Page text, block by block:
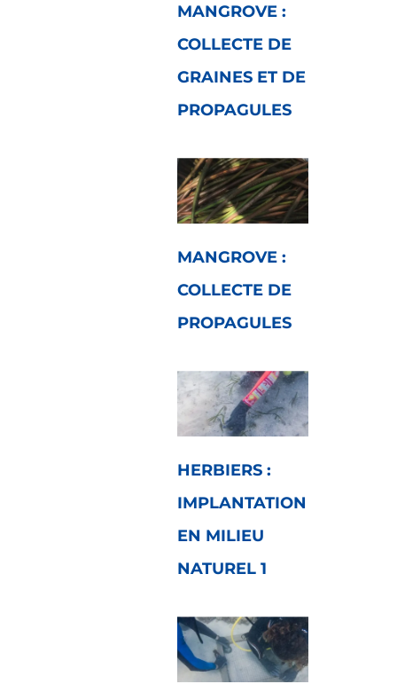
MANGROVE :
COLLECTE DE
GRAINES ET DE
PROPAGULES
MANGROVE :
COLLECTE DE
PROPAGULES
HERBIERS :
IMPLANTATION
EN MILIEU
NATUREL 1